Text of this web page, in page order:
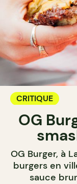
CRITIQUE
OG
OG Burger, à
burgers en
sauce